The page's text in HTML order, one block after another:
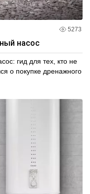
5273
насос
гид для тех, кто не
о покупке дренажного